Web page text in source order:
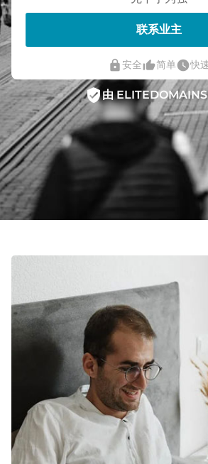
联系业主
lock安全thumb_up_alt简单watch_later快
verified_user由